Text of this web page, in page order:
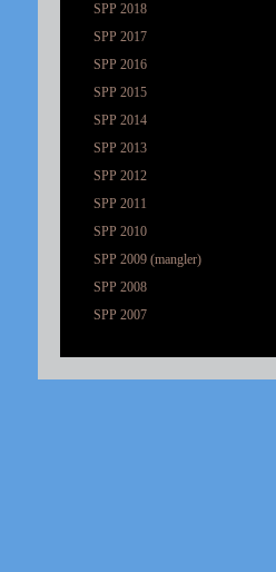
SPP 2018
SPP 2017
SPP 2016
SPP 2015
SPP 2014
SPP 2013
SPP 2012
SPP 2011
SPP 2010
SPP 2009 (mangler)
SPP 2008
SPP 2007